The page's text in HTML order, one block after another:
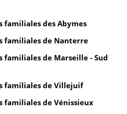
familiales des Abymes
familiales de Nanterre
familiales de Marseille - Sud
familiales de Villejuif
familiales de Vénissieux